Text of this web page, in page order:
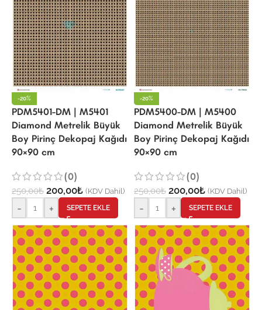
-20%
PDM5401-DM | M5401
Diamond Metrelik Büyük
Boy Pirinç Dekopaj Kağıdı
90×90 cm
(0)
250,00₺ 200,00₺ (KDV Dahil)
- + SEPETE EKLE
-20%
PDM5400-DM | M5400
Diamond Metrelik Büyük
Boy Pirinç Dekopaj Kağıdı
90×90 cm
(0)
250,00₺ 200,00₺ (KDV Dahil)
- + SEPETE EKLE